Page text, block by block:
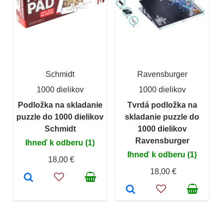
Schmidt
1000 dielikov
Podložka na skladanie
puzzle do 1000 dielikov
Schmidt
Ihneď k odberu (1)
18,00 €
Ravensburger
1000 dielikov
Tvrdá podložka na
skladanie puzzle do
1000 dielikov
Ravensburger
Ihneď k odberu (1)
18,00 €